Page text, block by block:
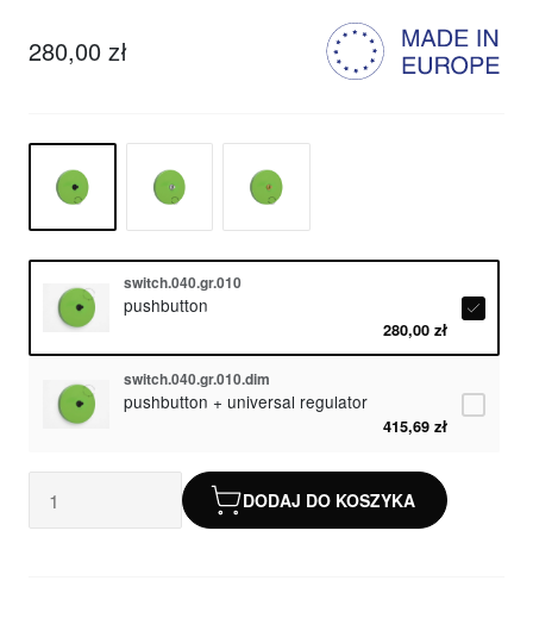
280,00 zł
switch.040.gr.010
pushbutton
280,00 zł
switch.040.gr.010.dim
pushbutton + universal regulator
415,69 zł
DODAJ DO KOSZYKA